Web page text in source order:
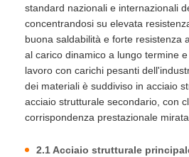
standard nazionali e internazionali
concentrandosi su elevata
buona saldabilità e forte resistenza
al carico dinamico a lungo termine
lavoro con carichi pesanti
dei materiali è suddiviso in acciaio
acciaio strutturale secondario, con
corrispondenza prestazionale
2.1 Acciaio strutturale